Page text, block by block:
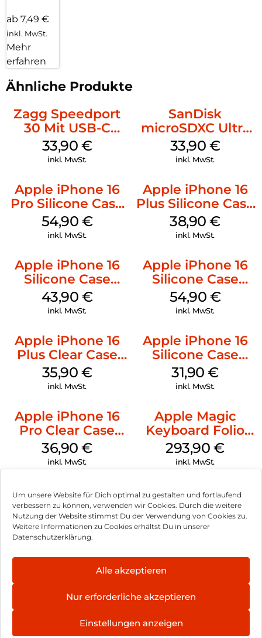
Um unsere Website für Dich optimal zu gestalten und fortlaufend
verbessern zu können, verwenden wir Cookies. Durch die weitere
Nutzung der Website stimmst Du der Verwendung von Cookies zu.
Weitere Informationen zu Cookies erhältst Du in unserer
Datenschutzerklärung.
Alle akzeptieren
Nur erforderliche akzeptieren
Einstellungen anzeigen
ab 7,49 €
inkl. MwSt.
Mehr
erfahren
Ähnliche Produkte
Zagg Speedport
30 Mit USB-C
Kabel Weiß
33,90 €
inkl. MwSt.
SanDisk
microSDXC Ultra
128 GB + Adapter
Mobile
33,90 €
inkl. MwSt.
Apple iPhone 16
Pro Silicone Case
MagSafe Black
54,90 €
inkl. MwSt.
Apple iPhone 16
Plus Silicone Case
MagSafe Denim
38,90€
inkl. MwSt.
Apple iPhone 16
Silicone Case
MagSafe Plum
43,90 €
inkl. MwSt.
Apple iPhone 16
Silicone Case
MagSafe Black
54,90 €
inkl. MwSt.
Apple iPhone 16
Plus Clear Case
MagSafe
Transparent
35,90 €
inkl. MwSt.
Apple iPhone 16
Silicone Case
MagSafe Fuchsia
31,90€
inkl. MwSt.
Apple iPhone 16
Pro Clear Case
MagSafe
Transparent
36,90€
inkl. MwSt.
Apple Magic
Keyboard Folio
iPad 10.9″ (10.Gen.)
Weiß
293,90€
inkl. MwSt.
Impressum
Hinweis zur Batterieentsorgung
Newsletter